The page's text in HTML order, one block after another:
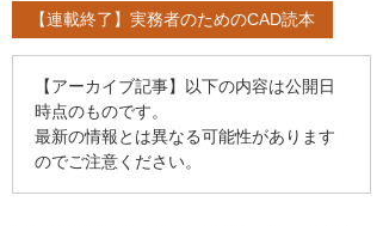
【連載終了】実務者のためのCAD読本
【アーカイブ記事】以下の内容は公開日
時点のものです。
最新の情報とは異なる可能性があります
のでご注意ください。